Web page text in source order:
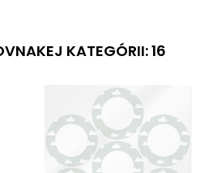
KATEGÓRII: 16